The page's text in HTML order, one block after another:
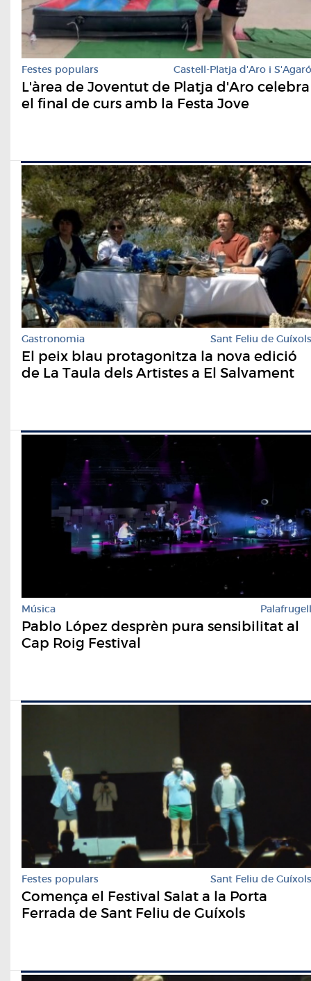
Festes populars Castell-Platja d'Aro i S'Agaró
L'àrea de Joventut de Platja d'Aro celebra
el final de curs amb la Festa Jove
Gastronomia Sant Feliu de Guíxols
El peix blau protagonitza la nova edició
de La Taula dels Artistes a El Salvament
Música Palafrugell
Pablo López desprèn pura sensibilitat al
Cap Roig Festival
Festes populars Sant Feliu de Guíxols
Comença el Festival Salat a la Porta
Ferrada de Sant Feliu de Guíxols